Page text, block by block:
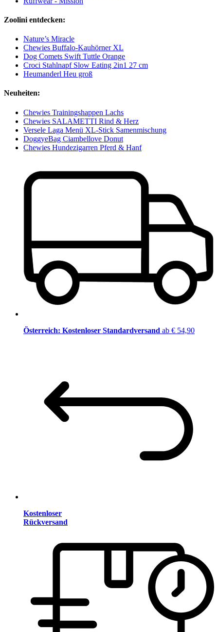
Zoolini entdecken:
Nature’s Miracle
Chewies Buffalo-Kauhörner XL
Dog Comets Swift Tuttle Orange
Croci Stahlnapf Slow Eating 2in1 27 cm
Heumanderl Heu groß
Neuheiten:
Chewies Trainingshappen Lachs
Chewies SALAMETTI Rind & Herz
Versele Laga Menü XL-Stick Samenmischung
DoggyeBag Ciambellove Donut
Chewies Hundezigarren Pferd & Hanf
Österreich: Kostenloser Standardversand ab € 54,90
Kostenloser
Rückversand